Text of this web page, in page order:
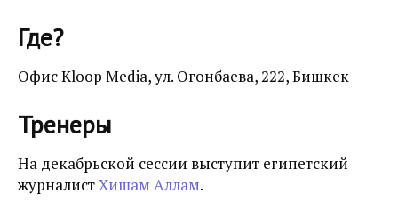
Где?
Офис Kloop Media, ул. Огонбаева, 222, Бишкек
Тренеры
На декабрьской сессии выступит египетский
журналистХишам Аллам.